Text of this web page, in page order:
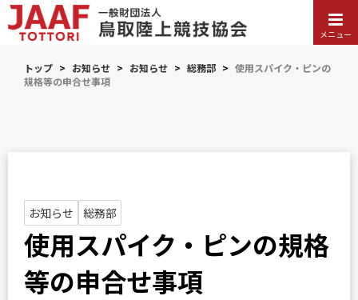
メニュー
トップ > お知らせ > お知らせ > 総務部 > 使用スパイク・ピンの
規格等の申合せ事項
お知らせ 総務部
使用スパイク・ピンの規格
等の申合せ事項